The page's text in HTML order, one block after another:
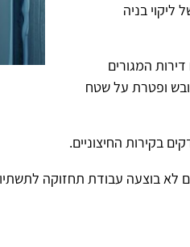
ליקוי בניה
המגורים
ופטרת על שטח
בקירות החיצוניים.
לא בוצעה עבודת תחזוקה